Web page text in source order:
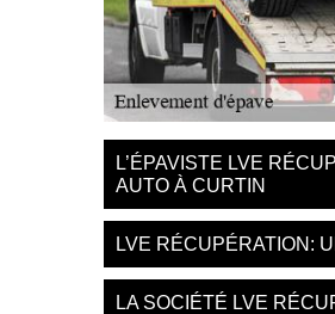
L’ÉPAVISTE LVE
AUTO À CURTIN
LVE RÉCUPÉRATION:
LA SOCIÉTÉ LVE